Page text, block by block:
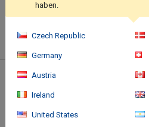
Hotelbeschreibung
Free self parking is available onsite..
Standort des Hotels
haben.
Czech Republic
Germany
Austria
Ireland
United States